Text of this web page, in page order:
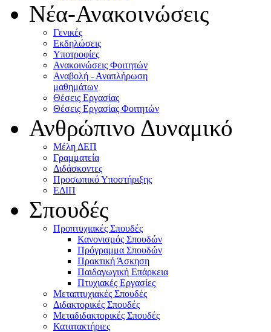
Νέα-Ανακοινώσεις
Γενικές
Εκδηλώσεις
Υποτροφίες
Ανακοινώσεις Φοιτητών
Αναβολή - Αναπλήρωση
μαθημάτων
Θέσεις Εργασίας
Θέσεις Εργασίας Φοιτητών
Ανθρώπινο Δυναμικό
Μέλη ΔΕΠ
Γραμματεία
Διδάσκοντες
Προσωπικό Υποστήριξης
ΕΔΙΠ
Σπουδές
Προπτυχιακές Σπουδές
Κανονισμός Σπουδών
Πρόγραμμα Σπουδών
Πρακτική Άσκηση
Παιδαγωγική Επάρκεια
Πτυχιακές Εργασίες
Μεταπτυχιακές Σπουδές
Διδακτορικές Σπουδές
Μεταδιδακτορικές Σπουδές
Κατατακτήριες